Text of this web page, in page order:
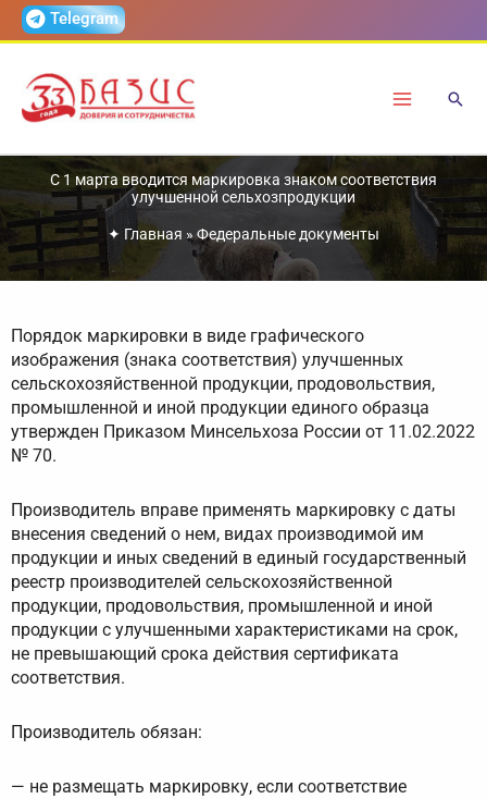
ПерейтиTelegram
С 1 марта вводится маркировка знаком соответствия
улучшенной сельхозпродукции
✦ Главная » Федеральные документы
Порядок маркировки в виде графического
изображения (знака соответствия) улучшенных
сельскохозяйственной продукции, продовольствия,
промышленной и иной продукции единого образца
утвержден Приказом Минсельхоза России от 11.02.2022
№ 70.
Производитель вправе применять маркировку с даты
внесения сведений о нем, видах производимой им
продукции и иных сведений в единый государственный
реестр производителей сельскохозяйственной
продукции, продовольствия, промышленной и иной
продукции с улучшенными характеристиками на срок,
не превышающий срока действия сертификата
соответствия.
Производитель обязан:
— не размещать маркировку, если соответствие